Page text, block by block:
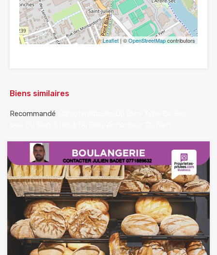
Leaflet | ©OpenStreetMapcontributors
Biens similaires
Recommandé